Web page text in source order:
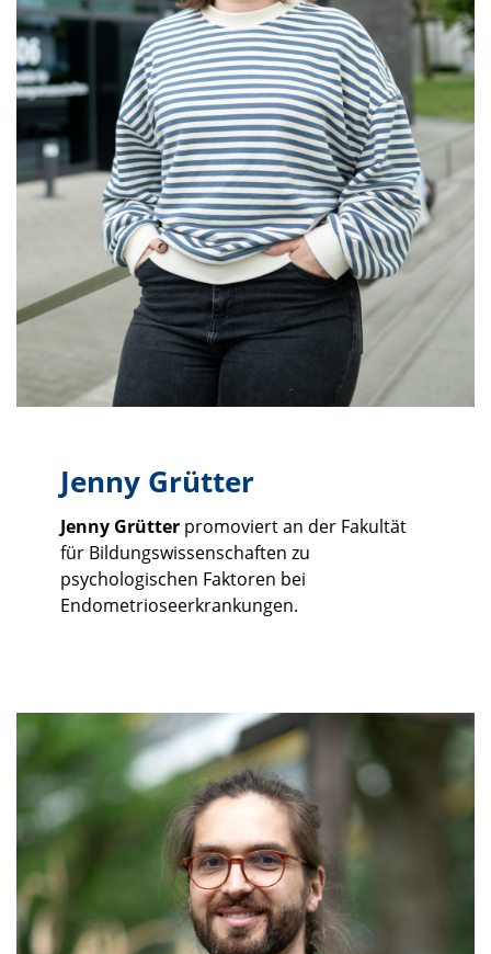
Jenny Grütter
Jenny Grütter promoviert an der Fakultät
für Bildungswissenschaften zu
psychologischen Faktoren bei
Endometrioseerkrankungen.